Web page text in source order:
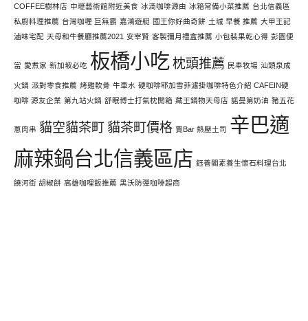
COFFEE樹林店 中壢藝術館附近美食 冰滴咖啡源由 冰箱常備小菜推薦 台北信義區
私廚料理推薦 台灣咖喱 巨無霸 嘉鴻遊艇 國王你好曲奇餅 土城 早餐 推薦 大甲王記
滷味宅配 天母和牛餐廳推薦2021 安宰賢 客製彌月禮盒推薦 小包裝果乾心得 彭園便
當 愛煮家 新加坡必吃 板橋小吃枕頭推薦 民奉牧場 汕頭泉成
火鍋 派對零食推薦 烤雞軟骨 牛車水 硬咖啡耶加雪菲濾掛咖啡特色介紹 CAFEIN硬
咖啡 源友企業 第九站火鍋 舒眠博士打氣枕開箱 藏王鍋物天母店 諾曼第奶油 豬五花
蔥肉串 貓空貓茶町貓茶町價格 賈Bar 熱壓土司 辛巴適
麻辣鍋台北信義區店 鈺善閣素養生懷石料理台北
饒河街 胡椒餅 高雄咖哩飯推薦 黑沃防彈咖啡超商